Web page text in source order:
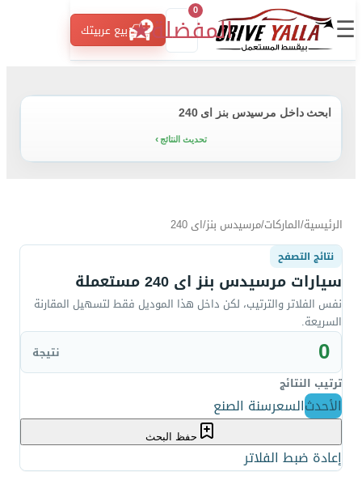
☰ المفضلة
0
★ بيع عربيتك
ابحث داخل مرسيدس بنز اى 240
تحديث النتائج
الرئيسية/الماركات/مرسيدس بنز/اى 240
نتائج التصفح
سيارات مرسيدس بنز اى 240 مستعملة
نفس الفلاتر والترتيب، لكن داخل هذا الموديل فقط لتسهيل المقارنة
السريعة.
0
نتيجة
ترتيب النتائج
الأحدثالسعرسنة الصنع
حفظ البحث
إعادة ضبط الفلاتر